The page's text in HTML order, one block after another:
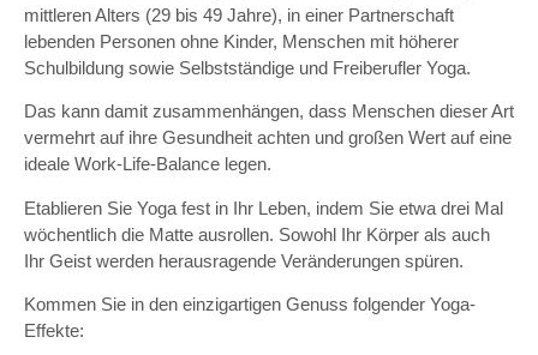
mittleren Alters (29 bis 49 Jahre), in einer Partnerschaft
lebenden Personen ohne Kinder, Menschen mit höherer
Schulbildung sowie Selbstständige und Freiberufler Yoga.
Das kann damit zusammenhängen, dass Menschen dieser Art
vermehrt auf ihre Gesundheit achten und großen Wert auf eine
ideale Work-Life-Balance legen.
Etablieren Sie Yoga fest in Ihr Leben, indem Sie etwa drei Mal
wöchentlich die Matte ausrollen. Sowohl Ihr Körper als auch
Ihr Geist werden herausragende Veränderungen spüren.
Kommen Sie in den einzigartigen Genuss folgender Yoga-
Effekte: